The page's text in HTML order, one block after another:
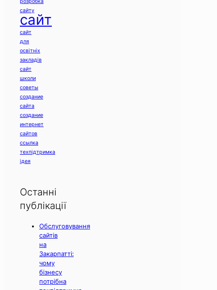
сайту
сайт
сайт
для
освітніх
закладів
сайт
школи
советы
создание
сайта
создание
интернет
сайтов
ссылка
техпідтримка
ідея
Останні
публікації
Обслуговування
сайтів
на
Закарпатті:
чому
бізнесу
потрібна